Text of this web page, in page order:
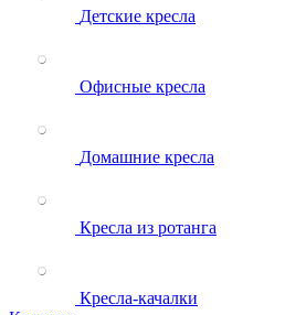
Детские кресла
Офисные кресла
Домашние кресла
Кресла из ротанга
Кресла-качалки